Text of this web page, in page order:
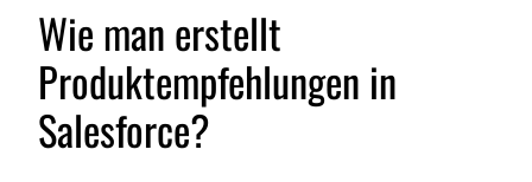
Wie man erstellt
Produktempfehlungen in
Salesforce?